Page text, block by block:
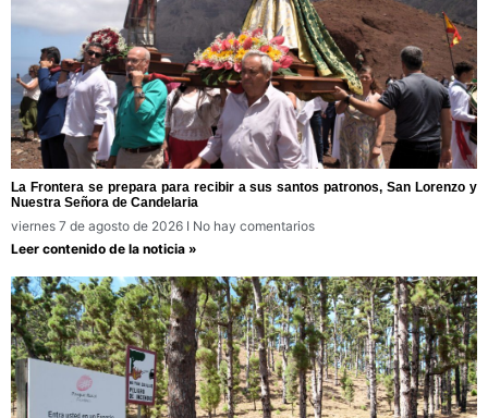
La Frontera se prepara para recibir a sus santos patronos, San Lorenzo y
Nuestra Señora de Candelaria
viernes 7 de agosto de 2026
No hay comentarios
Leer contenido de la noticia »